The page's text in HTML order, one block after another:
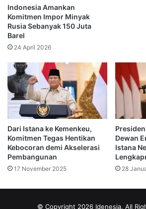
Irjen Anwar menegaskan keberhasilan
bisa dicapai oleh satu pihak saja.
Menurut dia, seluruh elemen bangsa
meningkat.
Polri, kata dia, terus memperkuat
distribusi bibit unggul, bantuan pupuk,
pertanian, hingga penguatan
tani di berbagai daerah.
“Ketahanan pangan adalah kekuatan
semakin kuat dan hasil produksi
Indonesia Amankan
Komitmen Impor Minyak
Rusia Sebanyak 150 Juta
Barel
24 April 2026
Dari Istana ke Kemenkeu,
Komitmen Tegas Hentikan
Kebocoran demi Akselerasi
Pembangunan
17 November 2025
Dewan
Istana
28
© Copyright 2026 Idenesia, All